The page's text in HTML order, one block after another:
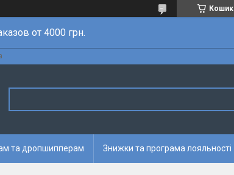
Кошик
от 4000 грн.
та дропшипперам Знижки та програма лояльності